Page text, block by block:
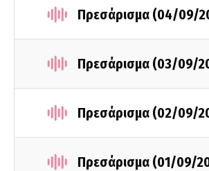
Πρεσάρισμα (04/09/
Πρεσάρισμα (03/09/
Πρεσάρισμα (02/09/
Πρεσάρισμα (01/09/